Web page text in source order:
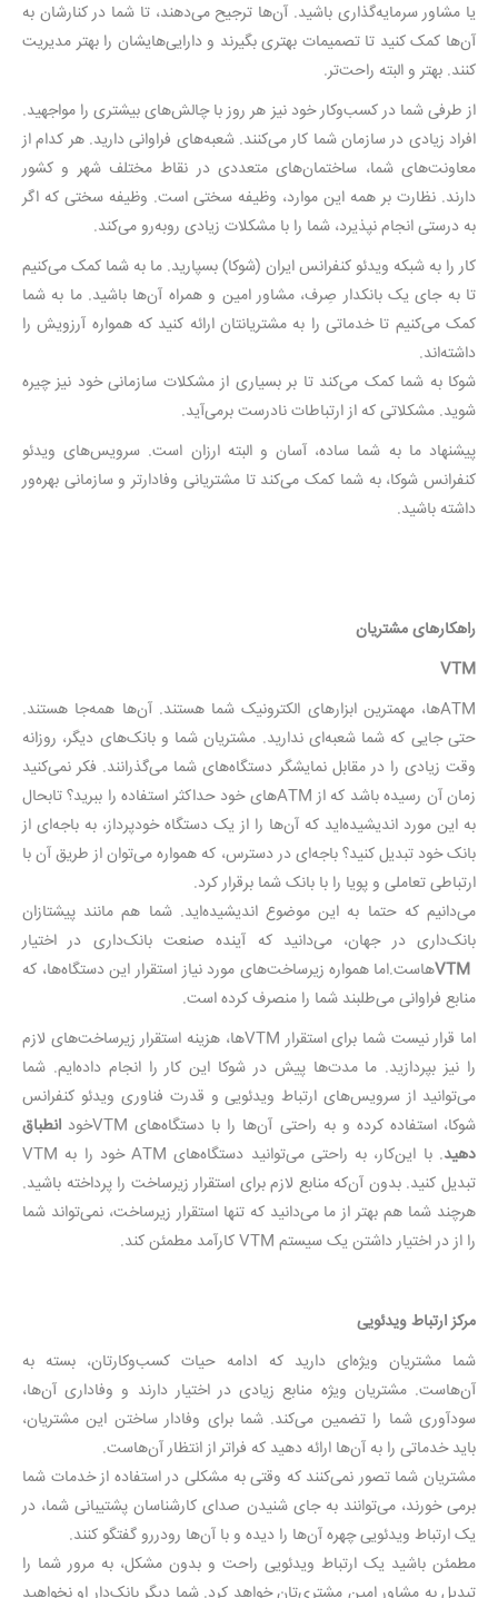
یا مشاور سرمایه‌گذاری باشید. آن‌ها ترجیح‌ می‌دهند، تا شما در کنارشان به
آن‌ها کمک کنید تا تصمیمات بهتری بگیرند و دارایی‌هایشان را بهتر مدیریت
کنند. بهتر و البته راحت‌تر.
از طرفی شما در کسب‌وکار خود نیز هر روز با چالش‌های بیشتری را مواجهید.
افراد زیادی در سازمان شما کار می‌کنند. شعبه‌های فراوانی دارید. هر کدام از
معاونت‌های شما، ساختمان‌های متعددی در نقاط مختلف شهر و کشور
دارند. نظارت بر همه این موارد، وظیفه سختی است. وظیفه سختی که اگر
به درستی انجام نپذیرد، شما را با مشکلات زیادی روبه‌رو می‌کند.
کار را به شبکه ویدئو کنفرانس ایران (شوکا) بسپارید. ما به شما کمک می‌کنیم
تا به جای یک بانکدار صِرف، مشاور امین و همراه آن‌ها باشید. ما به شما
کمک می‌کنیم تا خدماتی را به مشتریانتان ارائه کنید که همواره آرزویش را
داشته‌اند.
شوکا به شما کمک می‌کند تا بر بسیاری از مشکلات سازمانی خود نیز چیره
شوید. مشکلاتی که از ارتباطات نادرست برمی‌آید.
پیشنهاد ما به شما ساده، آسان و البته ارزان است. سرویس‌های ویدئو
کنفرانس شوکا، به شما کمک می‌کند تا مشتریانی وفادارتر و سازمانی بهره‌ور
داشته باشید.
راهکارهای مشتریان
VTM
ATM‌ها، مهمترین ابزارهای الکترونیک شما هستند. آن‌ها همه‌جا هستند.
حتی جایی که شما شعبه‌ای ندارید. مشتریان شما و بانک‌های دیگر، روزانه
وقت زیادی را در مقابل نمایشگر دستگاه‌های شما می‌گذرانند. فکر نمی‌کنید
زمان آن رسیده باشد که از ATMهای خود حداکثر استفاده را ببرید؟ تابحال
به این مورد اندیشیده‌اید که آن‌ها را از یک دستگاه خودپرداز، به باجه‌ای از
بانک خود تبدیل کنید؟ باجه‌ای در دسترس، که همواره می‌توان از طریق آن با
ارتباطی تعاملی و پویا را با بانک شما برقرار کرد.
می‌دانیم که حتما به این موضوع اندیشیده‌اید. شما هم مانند پیشتازان
بانک‌داری در جهان، می‌دانید که آینده صنعت بانک‌داری در اختیار
VTMهاست.اما همواره زیرساخت‌های مورد نیاز استقرار این دستگاه‌ها، که
منابع فراوانی می‌طلبند شما را منصرف کرده است.
اما قرار نیست شما برای استقرار VTMها، هزینه استقرار زیرساخت‌های لازم
را نیز بپردازید. ما مدت‌ها پیش در شوکا این کار را انجام داده‌ایم. شما
می‌توانید از سرویس‌های ارتباط ویدئویی و قدرت فناوری ویدئو کنفرانس
شوکا، استفاده کرده و به راحتی آن‌‌ها را با دستگاه‌های VTMخود
انطباق
دهید
. با این‌کار، به راحتی می‌توانید دستگاه‌های ATM خود را به VTM
تبدیل کنید. بدون آن‌که منابع لازم برای استقرار زیرساخت را پرداخته باشید.
هرچند شما هم بهتر از ما می‌دانید که تنها استقرار زیرساخت، نمی‌تواند شما
را از در اختیار داشتن یک سیستم VTM کارآمد مطمئن کند.
مرکز ارتباط ویدئویی
شما مشتریان ویژه‌ای دارید که ادامه حیات کسب‌وکارتان، بسته به
آن‌هاست. مشتریان ویژه منابع زیادی در اختیار دارند و وفاداری آن‌ها،
سودآوری شما را تضمین می‌کند. شما برای وفادار ساختن این مشتریان،
باید خدماتی را به آن‌ها ارائه دهید که فراتر از انتظار آن‌هاست.
مشتریان شما تصور نمی‌کنند که وقتی به مشکلی در استفاده از خدمات شما
برمی خورند، می‌توانند به جای شنیدن صدای کارشناسان پشتیبانی شما، در
یک ارتباط ویدئویی چهره آن‌ها را دیده و با آن‌‌ها رودررو گفتگو کنند.
مطمئن باشید یک ارتباط ویدئویی راحت و بدون مشکل، به مرور شما را